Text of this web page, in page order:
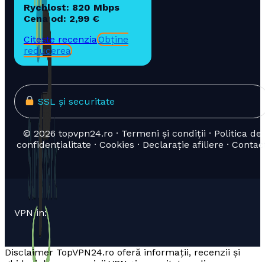
Rychlost: 820 Mbps
Cena od: 2,99 €
Citește recenziaObține
reducerea
SSL și securitate
© 2026 topvpn24.ro · Termeni și condiții · Politica de
confidențialitate · Cookies · Declarație afiliere ·
VPN in:
Disclaimer TopVPN24.ro oferă informații, recenzii și